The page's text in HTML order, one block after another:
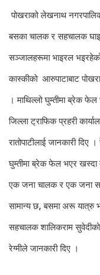
पोखराको लेखनाथ
बसका चालक र सहचालक
सञ्जालहरूमा भाइरल
कास्कीको आरुपाटाबाट
। माथिल्लो घुम्तीमा ब्रेक फेल
जिल्ला ट्राफिक प्रहरी
रातोपाटीलाई जानकारी दिए
घुम्तीमा ब्रेक फेल भएर खस्दा
एक जना चालक र एक जना
सामान्य छ, बसमा अरू यात्रु
सहचालक शालिकराम
रेग्मीले जानकारी दिए ।